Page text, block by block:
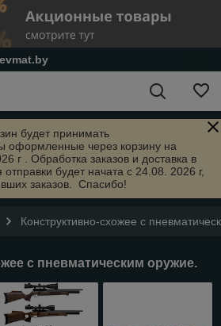
будет принимать
оформленные через корзину на
г . Обработка заказов и доставка в
будет начата с 24.08. 2026 г,
заказов. Спасибо!
Конструктивно-схожее с
с пневматическим оружие.